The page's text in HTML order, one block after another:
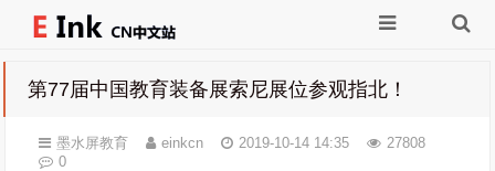
第77届中国教育装备展索尼展位参观指北！
墨水屏教育 einkcn 2019-10-14 14:35
27808
0